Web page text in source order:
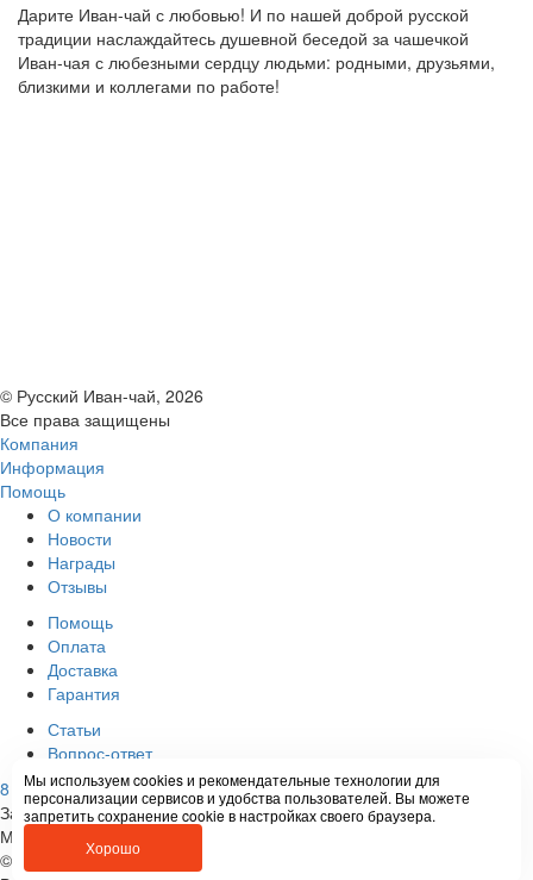
Дарите Иван-чай с любовью! И по нашей доброй русской
традиции наслаждайтесь душевной беседой за чашечкой
Иван-чая с любезными сердцу людьми: родными, друзьями,
близкими и коллегами по работе!
© Русский Иван-чай, 2026
Все права защищены
Компания
Информация
Помощь
О компании
Новости
Награды
Отзывы
Помощь
Оплата
Доставка
Гарантия
Статьи
Вопрос-ответ
8 800 505-54-96(бесплатно по России) Заказать звонок
Задать вопрос
Мы в социальных сетях:
© Русский Иван-чай, 2026
Мы используем cookies и рекомендательные технологии для
персонализации сервисов и удобства пользователей. Вы можете
запретить сохранение cookie в настройках своего браузера.
Хорошо